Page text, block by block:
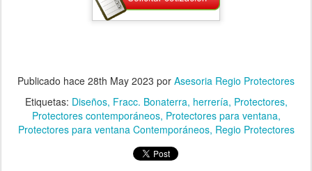
Publicado hace 28th May 2023 por Asesoria Regio Protectores
Etiquetas: Diseños Fracc. Bonaterra herrería Protectores
Protectores contemporáneos Protectores para ventana
Protectores para ventana Contemporáneos Regio Protectores